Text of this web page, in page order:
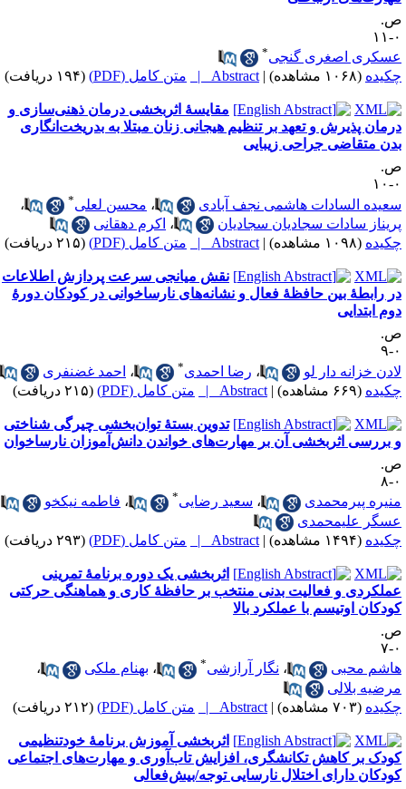
اصغری گنجی
(۱۰۶۸ مشاهده) |
Abstract | متن کامل (PDF) (۱۹۴ دریافت)
مقایسهٔ‌ اثربخشی درمان ذهنی‌سازی و
پذیرش و تعهد بر تنظیم هیجانی زنان مبتلا به بدریخت‌انگاری
متقاضی جراحی زیبایی
السادات هاشمی نجف آبادی
،محسن لعلی
،
سادات سجادیان سجادیان
،اکرم دهقانی
(۱۰۹۸ مشاهده) |
Abstract | متن کامل (PDF) (۲۱۵ دریافت)
نقش میانجی سرعت پردازش اطلاعات
رابطۀ بین حافظۀ فعال و نشانه‌های نارساخوانی در کودکان دورۀ
ابتدایی
خزانه دار لو
،رضا احمدی ،احمد غضنفری
(۶۶۹ مشاهده) |
Abstract | متن کامل (PDF) (۲۱۵ دریافت)
تدوین بستهٔ توان‌بخشی چیرگی شناختی
بررسی اثربخشی آن بر مهارت‌های خواندن دانش‌آموزان نارساخوان
پیرمحمدی
،سعید رضایی ،فاطمه نیکخو
،
علیمحمدی
(۱۴۹۴ مشاهده) |
Abstract | متن کامل (PDF) (۲۹۳ دریافت)
اثربخشی یک دوره برنامۀ تمرینی
و فعالیت بدنی منتخب بر حافظۀ کاری و هماهنگی حرکتی
اوتیسم با عملکرد بالا
محبی
،نگار آرازشی ،بهنام ملکی
،
بلالی
(۷۰۳ مشاهده) |
Abstract | متن کامل (PDF) (۲۱۲ دریافت)
اثربخشی آموزش برنامهٔ خودتنظیمی
بر کاهش تکانشگری، افزایش تاب‌آوری و مهارت‌های اجتماعی
دارای اختلال نارسایی توجه/بیش‌فعالی